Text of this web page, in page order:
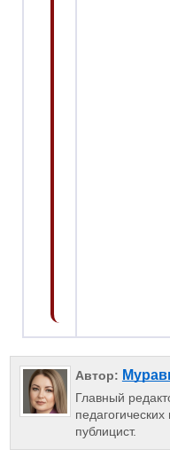
Автор:
Главный
педагогических
публицист.